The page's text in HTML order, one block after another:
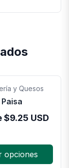
y Quesos
$9.25 USD
opciones